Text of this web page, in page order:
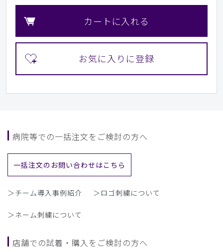
カートに入れる
病院等での一括注文をご検討の方へ
一括注文のお問い合わせはこちら
＞チーム導入事例紹介 ＞ロゴ刺繍について
＞ネーム刺繍について
店舗での試着・購入をご検討の方へ